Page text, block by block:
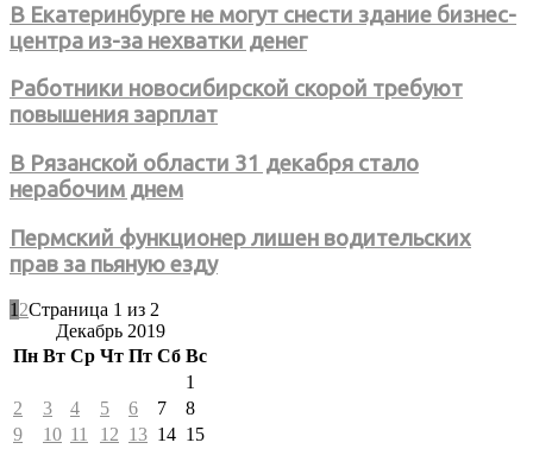
В Екатеринбурге не могут снести здание бизнес-
центра из-за нехватки денег
Работники новосибирской скорой требуют
повышения зарплат
В Рязанской области 31 декабря стало
нерабочим днем
Пермский функционер лишен водительских
прав за пьяную езду
1 2Страница 1 из 2
Декабрь 2019
Пн Вт Ср Чт Пт Сб Вс
1
2
3 4 5 6 7
8
9
10 11 12 13 14 15